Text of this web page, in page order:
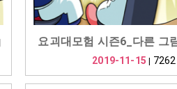
요괴대모험 시즌6_다른 그
2019-11-15 7262